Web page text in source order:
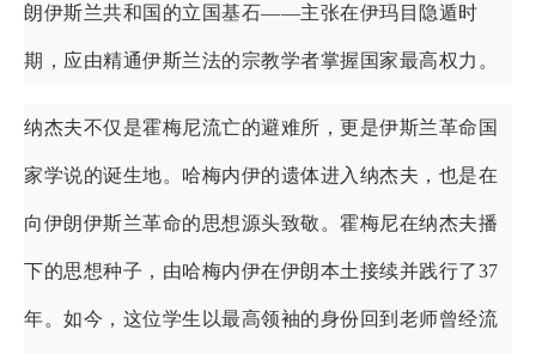
朗伊斯兰共和国的立国基石——主张在伊玛目隐遁时
期，应由精通伊斯兰法的宗教学者掌握国家最高权力。
纳杰夫不仅是霍梅尼流亡的避难所，更是伊斯兰革命国
家学说的诞生地。哈梅内伊的遗体进入纳杰夫，也是在
向伊朗伊斯兰革命的思想源头致敬。霍梅尼在纳杰夫播
下的思想种子，由哈梅内伊在伊朗本土接续并践行了37
年。如今，这位学生以最高领袖的身份回到老师曾经流